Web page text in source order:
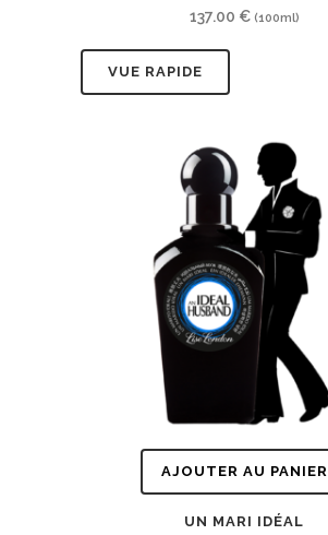
137.00 €(100ml)
VUE RAPIDE
AJOUTER AU PANIER
UN MARI IDÉAL